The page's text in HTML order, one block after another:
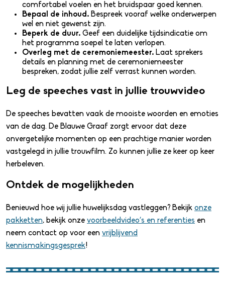
comfortabel voelen en het bruidspaar goed kennen.
Bepaal de inhoud. Bespreek vooraf welke onderwerpen
wel en niet gewenst zijn.
Beperk de duur. Geef een duidelijke tijdsindicatie om
het programma soepel te laten verlopen.
Overleg met de ceremoniemeester. Laat sprekers
details en planning met de ceremoniemeester
bespreken, zodat jullie zelf verrast kunnen worden.
Leg de speeches vast in jullie trouwvideo
De speeches bevatten vaak de mooiste woorden en emoties
van de dag. De Blauwe Graaf zorgt ervoor dat deze
onvergetelijke momenten op een prachtige manier worden
vastgelegd in jullie trouwfilm. Zo kunnen jullie ze keer op keer
herbeleven.
Ontdek de mogelijkheden
Benieuwd hoe wij jullie huwelijksdag vastleggen? Bekijk onze
pakketten, bekijk onze voorbeeldvideo’s en referenties en
neem contact op voor een vrijblijvend
kennismakingsgesprek!